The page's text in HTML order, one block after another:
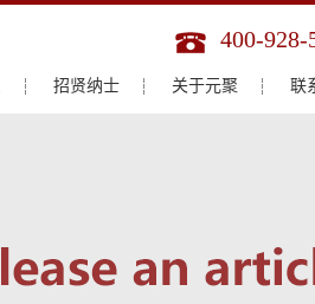
400-928-
招贤纳士 关于元聚 联